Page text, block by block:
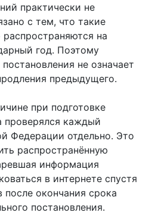
практически не
с тем, что такие
на
год. Поэтому
не означает
предыдущего.
при подготовке
проверялся каждый
Федерации отдельно. Это
распространённую
информация
в интернете спустя
после окончания срока
постановления.